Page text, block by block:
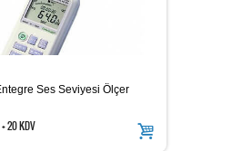
Alan Ölçer
Ses Seviyesi Ölçer
+ 20 KDV